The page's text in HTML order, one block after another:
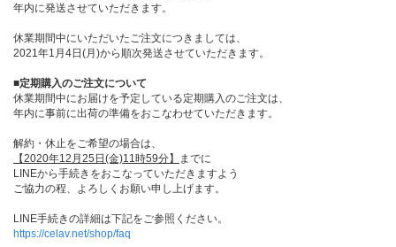
年内に発送させていただきます。
休業期間中にいただいたご注文につきましては、
2021年1月4日(月)から順次発送させていただきます。
■定期購入のご注文について
休業期間中にお届けを予定している定期購入のご注文は、
年内に事前に出荷の準備をおこなわせていただきます。
解約・休止をご希望の場合は、
【2020年12月25日(金)11時59分】
までに
LINEから手続きをおこなっていただきますよう
ご協力の程、よろしくお願い申し上げます。
LINE手続きの詳細は下記をご参照ください。
https://celav.net/shop/faq